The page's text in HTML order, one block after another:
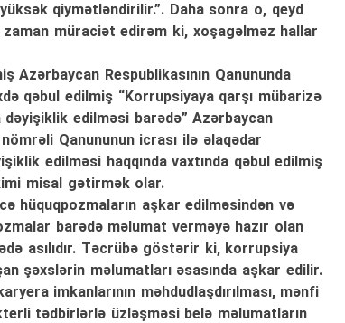
qiymətləndirilir.”. Daha sonra o, qeyd
müraciət edirəm ki, xoşagəlməz hallar
Azərbaycan Respublikasının Qanununda
qəbul edilmiş “Korrupsiyaya qarşı mübarizə
dəyişiklik edilməsi barədə” Azərbaycan
Qanununun icrası ilə əlaqədar
edilməsi haqqında vaxtında qəbul edilmiş
misal gətirmək olar.
hüquqpozmaların aşkar edilməsindən və
barədə məlumat verməyə hazır olan
asılıdır. Təcrübə göstərir ki, korrupsiya
şəxslərin məlumatları əsasında aşkar edilir.
imkanlarının məhdudlaşdırılması, mənfi
tədbirlərlə üzləşməsi belə məlumatların